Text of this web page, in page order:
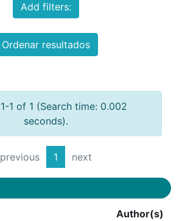
Add filters:
Ordenar resultados
1 of 1 (Search time: 0.002
seconds).
previous 1 next
Author(s)